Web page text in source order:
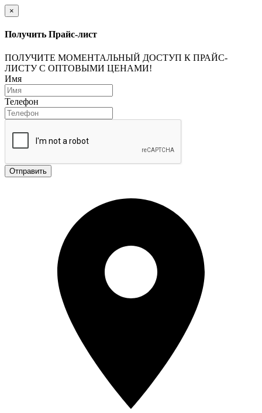
×
Получить Прайс-лист
ПОЛУЧИТЕ МОМЕНТАЛЬНЫЙ ДОСТУП К ПРАЙС-
ЛИСТУ С ОПТОВЫМИ ЦЕНАМИ!
Имя
Телефон
Отправить